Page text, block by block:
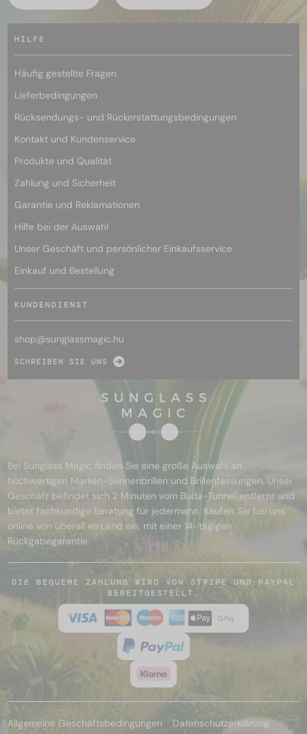
HILFE
Häufig gestellte Fragen
Lieferbedingungen
Rücksendungs- und Rückerstattungsbedingungen
Kontakt und Kundenservice
Produkte und Qualität
Zahlung und Sicherheit
Garantie und Reklamationen
Hilfe bei der Auswahl
Unser Geschäft und persönlicher Einkaufsservice
Einkauf und Bestellung
KUNDENDIENST
shop@sunglassmagic.hu
SCHREIBEN SIE UNS
Bei Sunglass Magic finden Sie eine große Auswahl an
hochwertigen Marken-Sonnenbrillen und Brillenfassungen. Unser
Geschäft befindet sich 2 Minuten vom Buda-Tunnel entfernt und
bietet fachkundige Beratung für jedermann. Kaufen Sie bei uns
online von überall im Land ein, mit einer 14-tägigen
Rückgabegarantie.
DIE BEQUEME ZAHLUNG WIRD VON STRIPE UND PAYPAL
BEREITGESTELLT.
Allgemeine Geschäftsbedingungen
Datenschutzerklärung